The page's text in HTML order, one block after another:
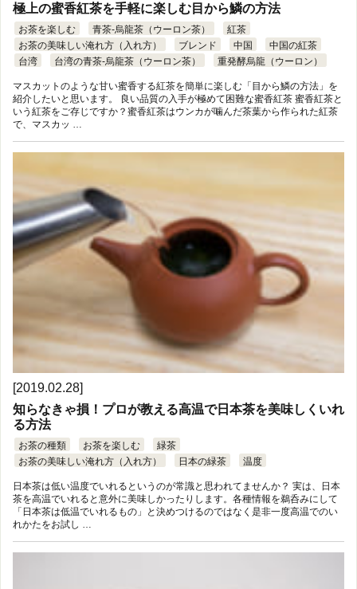
極上の蜜香紅茶を手軽に楽しむ目から鱗の方法
お茶を楽しむ 青茶-烏龍茶（ウーロン茶）
紅茶
お茶の美味しい淹れ方（入れ方）
ブレンド 中国
中国の紅茶
台湾
台湾の青茶-烏龍茶（ウーロン茶） 重発酵烏龍（ウーロン）
マスカットのような甘い蜜香する紅茶を簡単に楽しむ「目から鱗の方法」を
紹介したいと思います。 良い品質の入手が極めて困難な蜜香紅茶 蜜香紅茶と
いう紅茶をご存じですか？蜜香紅茶はウンカが噛んだ茶葉から作られた紅茶
で、マスカッ …
[2019.02.28]
知らなきゃ損！プロが教える高温で日本茶を美味しくいれ
る方法
お茶の種類 お茶を楽しむ
緑茶
お茶の美味しい淹れ方（入れ方）
日本の緑茶 温度
日本茶は低い温度でいれるというのが常識と思われてませんか？ 実は、日本
茶を高温でいれると意外に美味しかったりします。各種情報を鵜呑みにして
「日本茶は低温でいれるもの」と決めつけるのではなく是非一度高温でのい
れかたをお試し …